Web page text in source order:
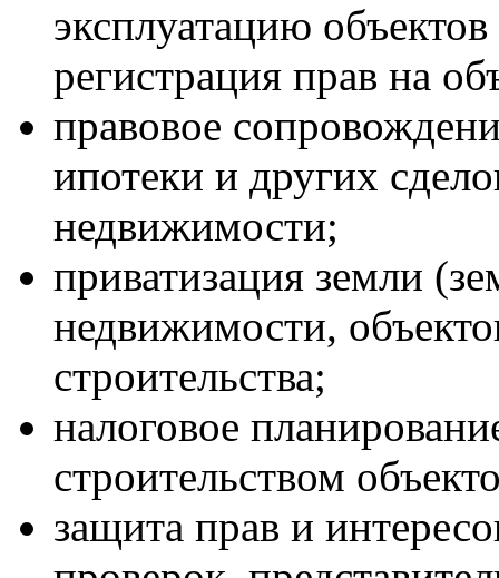
эксплуатацию объектов
регистрация прав на
правовое
ипотеки и других
недвижимости;
приватизация земли
недвижимости,
строительства;
налоговое
строительством
защита прав и